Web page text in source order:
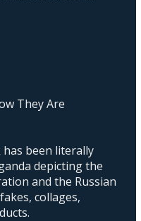
They Are
has been literally
depicting the
and the Russian
collages,